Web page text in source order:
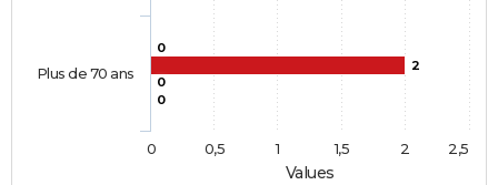
Values
0
2
0
0
Plus de 70 ans
0 0,5 1 1,5 2 2,5